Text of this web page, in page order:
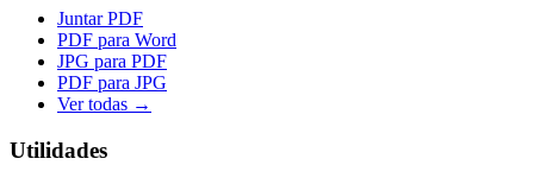
Juntar PDF
PDF para Word
JPG para PDF
PDF para JPG
Ver todas →
Utilidades